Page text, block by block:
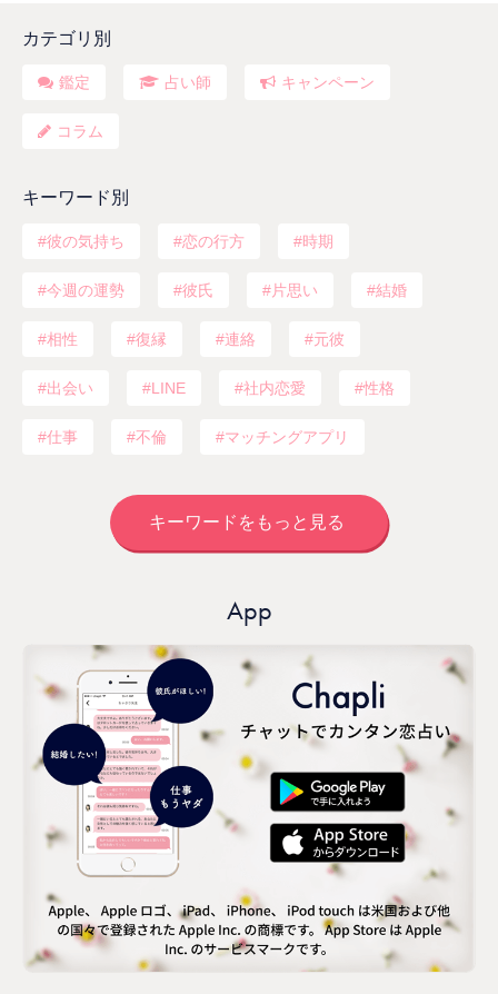
カテゴリ別
鑑定 占い師 キャンペーン
コラム
キーワード別
彼の気持ち 恋の行方 時期
今週の運勢 彼氏 片思い 結婚
相性 復縁 連絡 元彼
出会い LINE 社内恋愛 性格
仕事 不倫 マッチングアプリ
キーワードをもっと見る
App